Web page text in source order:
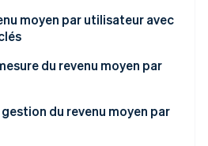
Stripe construit l’infrastructure
ventes croisées
de l’attrition
moyen par utilisateur avec
coût d’acquisition client
clients (CLV)
du revenu moyen par
du revenu moyen par